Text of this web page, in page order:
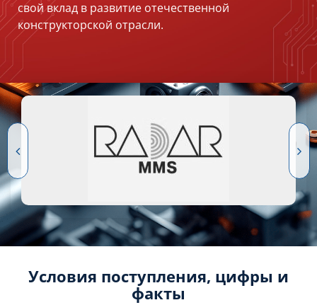
свой вклад в развитие отечественной
конструкторской отрасли.
Условия поступления, цифры и
факты